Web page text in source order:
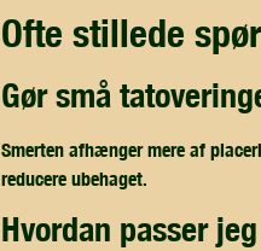
ofte stillede
gør små
Smerten afhænger mere af
reducere ubehaget.
hvordan passer